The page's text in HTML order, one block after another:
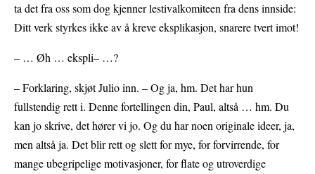
ta det fra oss som dog kjenner lestivalkomiteen fra dens innside:
Ditt verk styrkes ikke av å kreve eksplikasjon, snarere tvert imot!
– … Øh … ekspli– …?
– Forklaring, skjøt Julio inn. – Og ja, hm. Det har hun
fullstendig rett i. Denne fortellingen din, Paul, altså … hm. Du
kan jo skrive, det hører vi jo. Og du har noen originale ideer, ja,
men altså ja. Det blir rett og slett for mye, for forvirrende, for
mange ubegripelige motivasjoner, for flate og utroverdige